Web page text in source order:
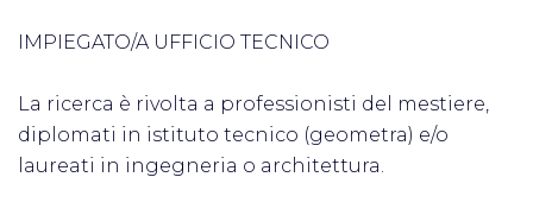
IMPIEGATO/A UFFICIO TECNICO
La ricerca è rivolta a professionisti del mestiere,
diplomati in istituto tecnico (geometra) e/o
laureati in ingegneria o architettura.